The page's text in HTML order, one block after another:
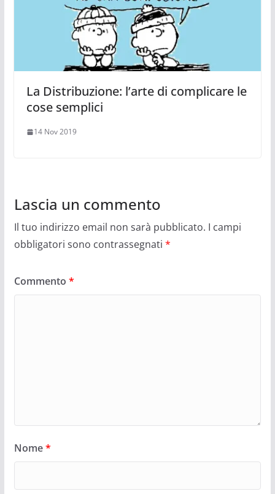
La Distribuzione: l’arte di complicare le
cose semplici
14 Nov 2019
Lascia un commento
Il tuo indirizzo email non sarà pubblicato. I campi
obbligatori sono contrassegnati *
Commento *
Nome*